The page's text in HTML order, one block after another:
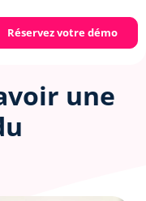
Réservez votre démo
une